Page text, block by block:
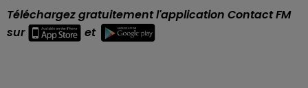
Téléchargez gratuitement l'application Contact FM
sur
et